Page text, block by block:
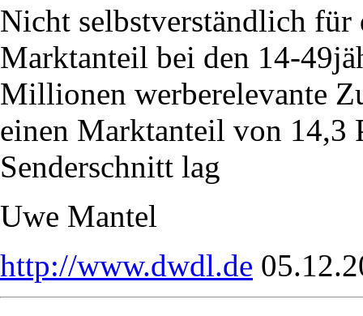
Nicht selbstverständlich für
Marktanteil bei den 14-
Millionen werberelevante
einen Marktanteil von 14,3
Senderschnitt lag
Uwe Mantel
http://www.dwdl.de